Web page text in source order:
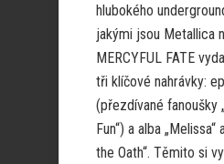
hlubokého
jakými jsou Metallica
MERCYFUL FATE
tři klíčové nahrávky:
(přezdívané fanoušky
Fun“) a alba „Melissa“
the Oath“. Těmito si